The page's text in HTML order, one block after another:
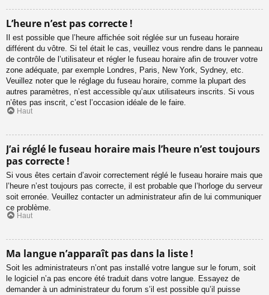
L’heure n’est pas correcte !
Il est possible que l’heure affichée soit réglée sur un fuseau horaire
différent du vôtre. Si tel était le cas, veuillez vous rendre dans le panneau
de contrôle de l’utilisateur et régler le fuseau horaire afin de trouver votre
zone adéquate, par exemple Londres, Paris, New York, Sydney, etc.
Veuillez noter que le réglage du fuseau horaire, comme la plupart des
autres paramètres, n’est accessible qu’aux utilisateurs inscrits. Si vous
n’êtes pas inscrit, c’est l’occasion idéale de le faire.
Haut
J’ai réglé le fuseau horaire mais l’heure n’est toujours
pas correcte !
Si vous êtes certain d’avoir correctement réglé le fuseau horaire mais que
l’heure n’est toujours pas correcte, il est probable que l’horloge du serveur
soit erronée. Veuillez contacter un administrateur afin de lui communiquer
ce problème.
Haut
Ma langue n’apparaît pas dans la liste !
Soit les administrateurs n’ont pas installé votre langue sur le forum, soit
le logiciel n’a pas encore été traduit dans votre langue. Essayez de
demander à un administrateur du forum s’il est possible qu’il puisse